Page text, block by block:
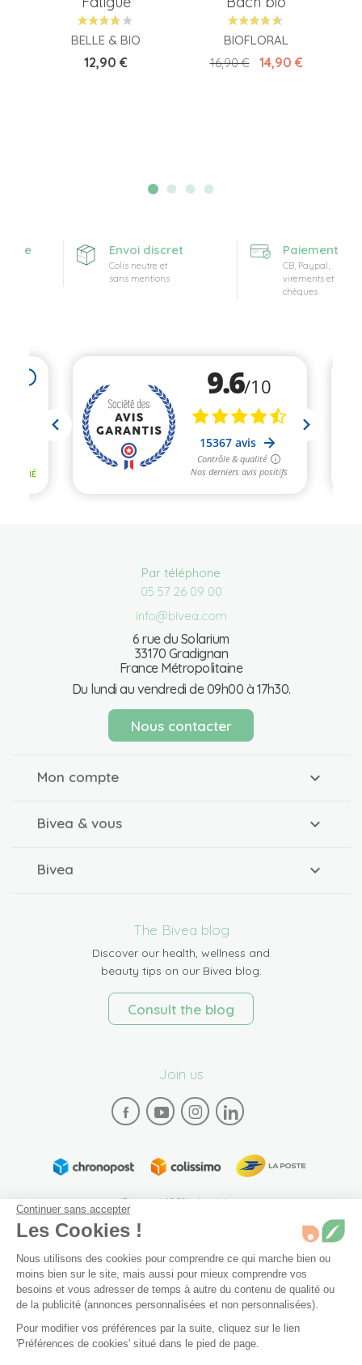
60 gommes En stock
BELLE & BIO
Prix
12,90 €
BIOFLORAL
Prix de base
16,90 € Prix
14,90 €
Envoi discret
Colis neutre et
sans mentions
Paiement
CB, Paypal,
virements et
chèques
Par téléphone
05 57 26 09 00
info@bivea.com
6 rue du Solarium
33170 Gradignan
France Métropolitaine
Du lundi au vendredi de 09h00 à 17h30.
Nous contacter
Mon compte
Bivea & vous
Bivea
The Bivea blog
Discover our health, wellness and
beauty tips on our Bivea blog.
Consult the blog
Join us
Paiement 100% sécurisé
Plan du site Mentions légales Conditions générales de vente
Archives Accessibilité: partiellement conforme (94%)
Continuer sans accepter
Les Cookies !
Nous utilisons des cookies pour comprendre ce qui marche bien ou
moins bien sur le site, mais aussi pour mieux comprendre vos
besoins et vous adresser de temps à autre du contenu de qualité ou
de la publicité (annonces personnalisées et non personnalisées).
Pour modifier vos préférences par la suite, cliquez sur le lien
'Préférences de cookies' situé dans le pied de page.